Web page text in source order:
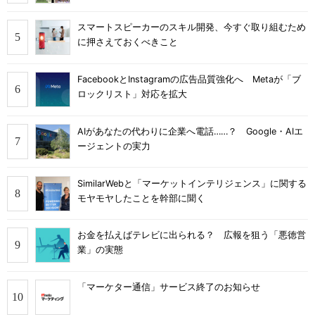
スマートスピーカーのスキル開発、今すぐ取り組むため
に押さえておくべきこと
FacebookとInstagramの広告品質強化へ Metaが「ブ
ロックリスト」対応を拡大
AIがあなたの代わりに企業へ電話……？ Google・AIエ
ージェントの実力
SimilarWebと「マーケットインテリジェンス」に関する
モヤモヤしたことを幹部に聞く
お金を払えばテレビに出られる？ 広報を狙う「悪徳営
業」の実態
「マーケター通信」サービス終了のお知らせ